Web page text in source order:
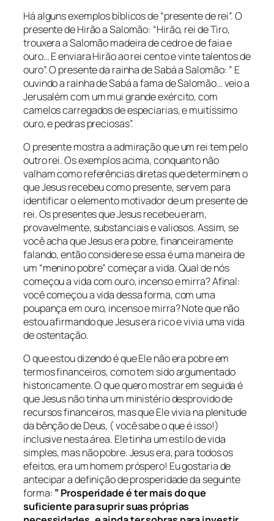
Há alguns exemplos bíblicos de “presente de rei”. O
presente de Hirão a Salomão: “Hirão, rei de Tiro,
trouxera a Salomão madeira de cedro e de faia e
ouro… E enviara Hirão ao rei cento e vinte talentos de
ouro”. O presente da rainha de Sabá a Salomão: ” E
ouvindo a rainha de Sabá a fama de Salomão… veio a
Jerusalém com um mui grande exército, com
camelos carregados de especiarias, e muitíssimo
ouro, e pedras preciosas”.
O presente mostra a admiração que um rei tem pelo
outro rei. Os exemplos acima, conquanto não
valham como referências diretas que determinem o
que Jesus recebeu como presente, servem para
identificar o elemento motivador de um presente de
rei. Os presentes que Jesus recebeu eram,
provavelmente, substanciais e valiosos. Assim, se
você acha que Jesus era pobre, financeiramente
falando, então considere se essa é uma maneira de
um “menino pobre” começar a vida. Qual de nós
começou a vida com ouro, incenso e mirra? Afinal:
você começou a vida dessa forma, com uma
poupança em ouro, incenso e mirra? Note que não
estou afirmando que Jesus era rico e vivia uma vida
de ostentação.
O que estou dizendo é que Ele não era pobre em
termos financeiros, como tem sido argumentado
historicamente. O que quero mostrar em seguida é
que Jesus não tinha um ministério desprovido de
recursos financeiros, mas que Ele vivia na plenitude
da bênção de Deus, ( você sabe o que é isso!)
inclusive nesta área. Ele tinha um estilo de vida
simples, mas não pobre. Jesus era, para todos os
efeitos, era um homem próspero! Eu gostaria de
antecipar a definição de prosperidade da seguinte
forma: ” Prosperidade é ter mais do que
suficiente para suprir suas próprias